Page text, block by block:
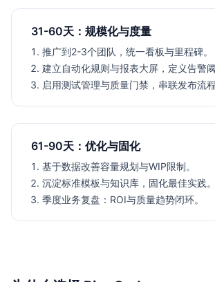
31-60天：规模化与度量
推广到2-3个团队，统一看板与里程碑。
建立自动化规则与报表大屏，定义告警阈
启用测试管理与质量门禁，串联发布流程
61-90天：优化与固化
基于数据改善容量规划与WIP限制。
沉淀标准模板与知识库，固化最佳实践。
季度业务复盘：ROI与质量趋势闭环。